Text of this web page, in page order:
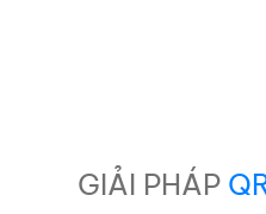
GIẢI PHÁP